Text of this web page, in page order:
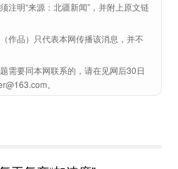
注明“来源：北疆新闻”，并附上原文链
作品）只代表本网传播该消息，并不
需要同本网联系的，请在见网后30日
。